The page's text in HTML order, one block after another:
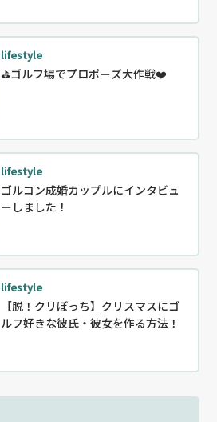
lifestyle
⛳️ゴルフ場でプロポーズ大作戦❤️
lifestyle
ゴルコン成婚カップルにインタビュ
ーしました！
lifestyle
【脱！クリぼっち】クリスマスにゴ
ルフ好きな彼氏・彼女を作る方法！